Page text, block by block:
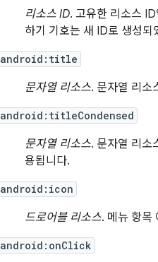
리소스 ID. 고유한 리소스
하기 기호는 새 ID로 생성되
android:title
문자열 리소스. 문자열 리소
android:titleCondensed
문자열 리소스. 문자열 리소
용됩니다.
android:icon
드로어블 리소스. 메뉴 항목
android:onClick